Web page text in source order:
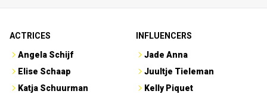
ACTRICES
Angela Schijf
Elise Schaap
Katja Schuurman
INFLUENCERS
Jade Anna
Juultje Tieleman
Kelly Piquet